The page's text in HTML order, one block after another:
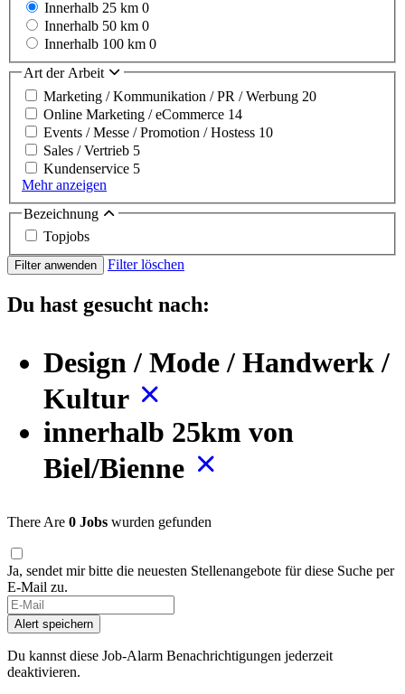
Innerhalb 25 km 0
Innerhalb 50 km 0
Innerhalb 100 km 0
Art der Arbeit
Marketing / Kommunikation / PR / Werbung 20
Online Marketing / eCommerce 14
Events / Messe / Promotion / Hostess 10
Sales / Vertrieb 5
Kundenservice 5
Mehr anzeigen
Bezeichnung
Topjobs
Filter anwenden Filter löschen
Du hast gesucht nach:
Design / Mode / Handwerk /
Kultur
innerhalb 25km von
Biel/Bienne
There Are 0 Jobs wurden gefunden
Ja, sendet mir bitte die neuesten Stellenangebote für diese Suche per
E-Mail zu.
Alert speichern
Du kannst diese Job-Alarm Benachrichtigungen jederzeit
deaktivieren.